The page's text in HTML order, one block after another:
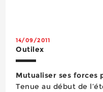
14/09/2011
Outilex
Mutualiser ses forces
Tenue au début de